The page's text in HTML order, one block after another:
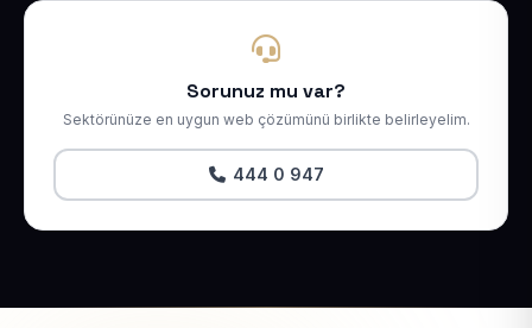
Sorunuz mu var?
Sektörünüze en uygun web çözümünü birlikte belirleyelim.
444 0 947